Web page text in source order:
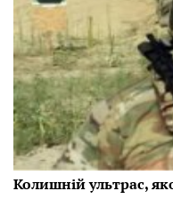
Колишній ультрас,